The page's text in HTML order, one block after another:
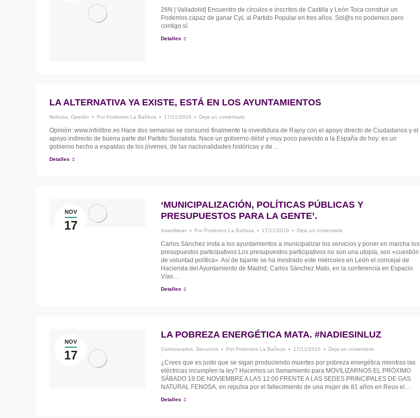
26N | Valladolid| Encuentro de círculos e inscritos de Castilla y León Toca construir un
Podemos capaz de ganar CyL al Partido Popular en tres años. Sol@s no podemos pero
contigo sí.
Detalles
LA ALTERNATIVA YA EXISTE, ESTÁ EN LOS AYUNTAMIENTOS
Noticias Opinión Por Podemos La Bañeza 17/11/2016 Deja un comentario
Opinión: www.infolibre.es Hace dos semanas se consumó finalmente la investidura de Rajoy con el apoyo directo de Ciudadanos y el
apoyo indirecto de buena parte del Partido Socialista. Nace un gobierno débil y muy poco parecido a la España de hoy: es un
gobierno hecho a espaldas de los jóvenes, de las nacionalidades históricas y de…
Detalles
NOV
17
‘MUNICIPALIZACIÓN, POLÍTICAS PÚBLICAS Y
PRESUPUESTOS PARA LA GENTE’.
Asambleas Por Podemos La Bañeza 17/11/2016 Deja un comentario
Carlos Sánchez insta a los ayuntamientos a municipalizar los servicios y poner en marcha los
presupuestos participativos Los presupuestos participativos no son una utopía, son «cuestión
de voluntad política». Así de tajante se ha mostrado este miércoles en León el concejal de
Hacienda del Ayuntamiento de Madrid, Carlos Sánchez Mato, en la conferencia en Espacio
Vías…
Detalles
NOV
17
LA POBREZA ENERGÉTICA MATA. #NADIESINLUZ
Comunicados Denuncia Por Podemos La Bañeza 17/11/2016 Deja un comentario
¿Crees que es justo que se sigan produciendo muertes por pobreza energética mientras las
eléctricas incumplen la ley? Hacemos un llamamiento para MOVILIZARNOS EL PRÓXIMO
SÁBADO 19 DE NOVIEMBRE A LAS 12:00 FRENTE A LAS SEDES PRINCIPALES DE GAS
NATURAL FENOSA, en repulsa por el fallecimiento de una mujer de 81 años en Reus el…
Detalles